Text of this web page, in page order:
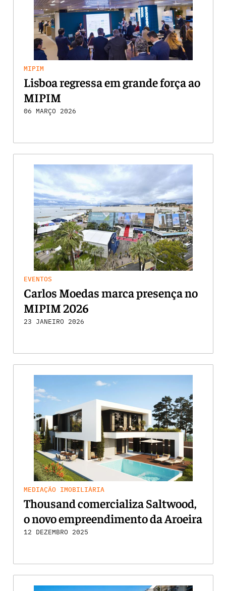
MIPIM
Lisboa regressa em grande força ao
MIPIM
06 MARÇO 2026
EVENTOS
Carlos Moedas marca presença no
MIPIM 2026
23 JANEIRO 2026
MEDIAÇÃO IMOBILIÁRIA
Thousand comercializa Saltwood,
o novo empreendimento da Aroeira
12 DEZEMBRO 2025